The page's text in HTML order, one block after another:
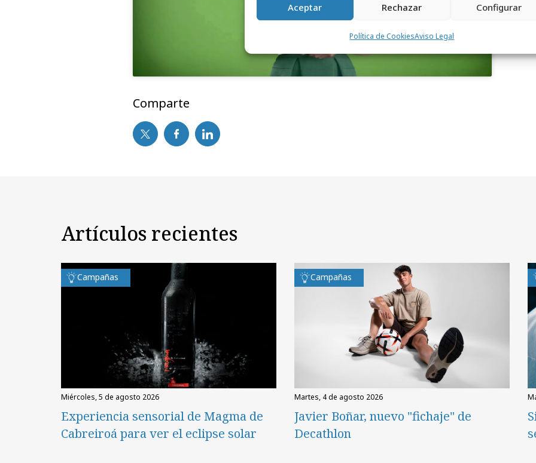
Aceptar Rechazar Configurar
Política de CookiesAviso Legal
Comparte
Artículos recientes
Campañas
miércoles, 5 de agosto 2026
Experiencia sensorial de Magma de
Cabreiroá para ver el eclipse solar
Campañas
martes, 4 de agosto 2026
Javier Boñar, nuevo "fichaje" de
Decathlon